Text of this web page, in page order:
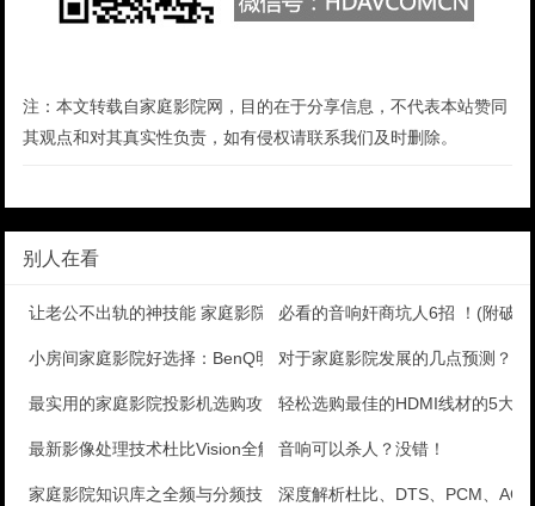
注：本文转载自家庭影院网，目的在于分享信息，不代表本站赞同
其观点和对其真实性负责，如有侵权请联系我们及时删除。
别人在看
让老公不出轨的神技能 家庭影院灭小三必看的音响奸商坑人6招 ！(附破
小房间家庭影院好选择：BenQ明基W1070短焦3D
对于家庭影院发展的几点预测？
最实用的家庭影院投影机选购攻略轻松选购最佳的HDMI线材的5大
最新影像处理技术杜比Vision全解析音响可以杀人？没错！
家庭影院知识库之全频与分频技术解析深度解析杜比、DTS、PCM、AC-